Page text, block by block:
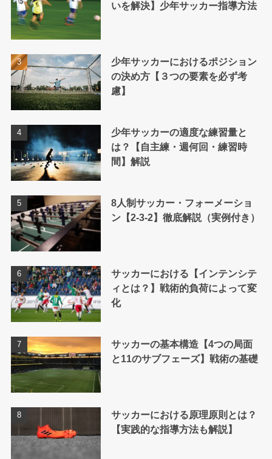
いを解決】少年サッカー指導方法
少年サッカーにおけるポジション
の決め方【３つの要素を必ず考
慮】
少年サッカーの適度な練習量と
は？【自主練・週何回・練習時
間】解説
8人制サッカー・フォーメーショ
ン【2-3-2】徹底解説（実例付き）
サッカーにおける【インテンシテ
ィとは？】戦術的負荷によって変
化
サッカーの基本構造【4つの局面
と11のサブフェーズ】戦術の基礎
サッカーにおける原理原則とは？
【実践的な指導方法も解説】